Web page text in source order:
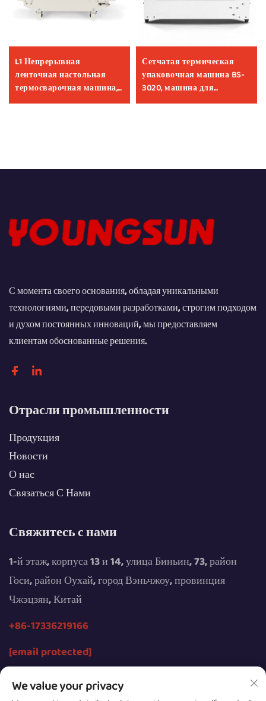
L1 Непрерывная
ленточная настольная
термосварочная машина,
термосварочные машины
Сетчатая термическая
упаковочная машина BS-
3020, машина для
упаковки с последующим
упаковочная машина из
С момента своего основания, обладая уникальными
технологиями, передовыми разработками, строгим подходом
и духом постоянных инноваций, мы предоставляем
клиентам обоснованные решения.
Отрасли промышленности
Продукция
Новости
О нас
Связаться С Нами
Свяжитесь с нами
1-й этаж, корпуса 13 и 14, улица Биньин, 73, район
Госи, район Оухай, город Вэньчжоу, провинция
Чжэцзян, Китай
+86-17336219166
[email protected]
We value your privacy